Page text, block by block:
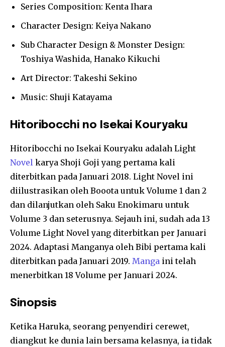
Series Composition: Kenta Ihara
Character Design: Keiya Nakano
Sub Character Design & Monster Design:
Toshiya Washida, Hanako Kikuchi
Art Director: Takeshi Sekino
Music: Shuji Katayama
Hitoribocchi no Isekai Kouryaku
Hitoribocchi no Isekai Kouryaku adalah Light
Novel karya Shoji Goji yang pertama kali
diterbitkan pada Januari 2018. Light Novel ini
diilustrasikan oleh Booota untuk Volume 1 dan 2
dan dilanjutkan oleh Saku Enokimaru untuk
Volume 3 dan seterusnya. Sejauh ini, sudah ada 13
Volume Light Novel yang diterbitkan per Januari
2024. Adaptasi Manganya oleh Bibi pertama kali
diterbitkan pada Januari 2019. Manga ini telah
menerbitkan 18 Volume per Januari 2024.
Sinopsis
Ketika Haruka, seorang penyendiri cerewet,
diangkut ke dunia lain bersama kelasnya, ia tidak